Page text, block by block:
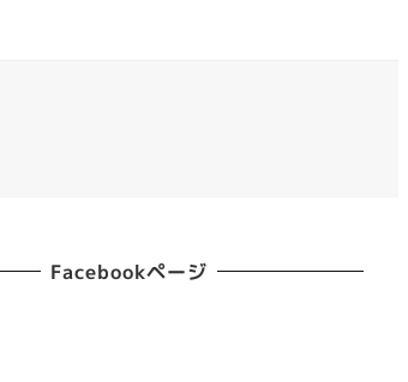
Facebookページ